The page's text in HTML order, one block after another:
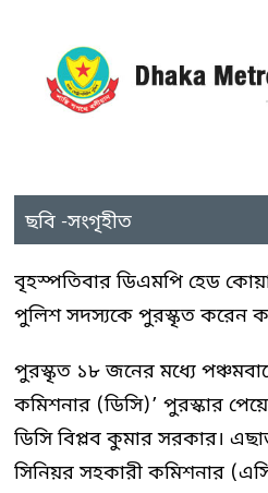
ছবি -সংগৃহীত
বৃহস্পতিবার ডিএমপি হেড
পুলিশ সদস্যকে পুরস্কৃত করেন
পুরস্কৃত ১৮ জনের মধ্যে
কমিশনার (ডিসি)’ পুরস্কার
ডিসি বিপ্লব কুমার সরকার।
সিনিয়র সহকারী কমিশনার